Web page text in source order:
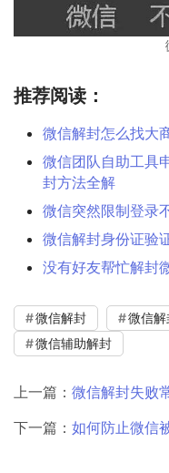
推荐阅读：
微信解封怎么找大
微信团队自助工具
封方法全解
微信突然限制登录
微信解封身份证验
没有好友帮忙解封
微信解封 微信解
微信辅助解封
上一篇： 微信解封失败
下一篇： 如何防止微信